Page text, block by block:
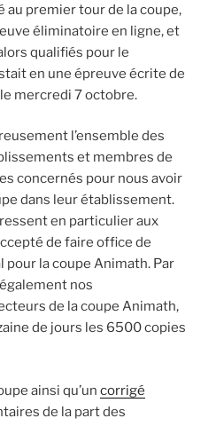
premier tour de la coupe,
éliminatoire en ligne, et
qualifiés pour le
en une épreuve écrite de
mercredi 7 octobre.
l’ensemble des
et membres de
concernés pour nous avoir
dans leur établissement.
en particulier aux
de faire office de
pour la coupe Animath. Par
nos
de la coupe Animath,
de jours les 6500 copies
ainsi qu’un corrigé
de la part des